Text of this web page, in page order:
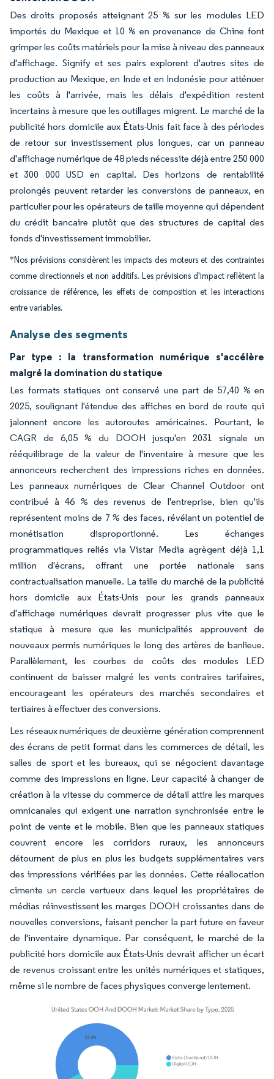
Des droits proposés atteignant 25 % sur les modules LED
importés du Mexique et 10 % en provenance de Chine font
grimper les coûts matériels pour la mise à niveau des panneaux
d'affichage. Signify et ses pairs explorent d'autres sites de
production au Mexique, en Inde et en Indonésie pour atténuer
les coûts à l'arrivée, mais les délais d'expédition restent
incertains à mesure que les outillages migrent. Le marché de la
publicité hors domicile aux États-Unis fait face à des périodes
de retour sur investissement plus longues, car un panneau
d'affichage numérique de 48 pieds nécessite déjà entre 250 000
et 300 000 USD en capital. Des horizons de rentabilité
prolongés peuvent retarder les conversions de panneaux, en
particulier pour les opérateurs de taille moyenne qui dépendent
du crédit bancaire plutôt que des structures de capital des
fonds d'investissement immobilier.
*Nos prévisions considèrent les impacts des moteurs et des contraintes
comme directionnels et non additifs. Les prévisions d'impact reflètent la
croissance de référence, les effets de composition et les interactions
entre variables.
Analyse des segments
Par type : la transformation numérique s'accélère
malgré la domination du statique
Les formats statiques ont conservé une part de 57,40 % en
2025, soulignant l'étendue des affiches en bord de route qui
jalonnent encore les autoroutes américaines. Pourtant, le
CAGR de 6,05 % du DOOH jusqu'en 2031 signale un
rééquilibrage de la valeur de l'inventaire à mesure que les
annonceurs recherchent des impressions riches en données.
Les panneaux numériques de Clear Channel Outdoor ont
contribué à 46 % des revenus de l'entreprise, bien qu'ils
représentent moins de 7 % des faces, révélant un potentiel de
monétisation disproportionné. Les échanges
programmatiques reliés via Vistar Media agrègent déjà 1,1
million d'écrans, offrant une portée nationale sans
contractualisation manuelle. La taille du marché de la publicité
hors domicile aux États-Unis pour les grands panneaux
d'affichage numériques devrait progresser plus vite que le
statique à mesure que les municipalités approuvent de
nouveaux permis numériques le long des artères de banlieue.
Parallèlement, les courbes de coûts des modules LED
continuent de baisser malgré les vents contraires tarifaires,
encourageant les opérateurs des marchés secondaires et
tertiaires à effectuer des conversions.
Les réseaux numériques de deuxième génération comprennent
des écrans de petit format dans les commerces de détail, les
salles de sport et les bureaux, qui se négocient davantage
comme des impressions en ligne. Leur capacité à changer de
création à la vitesse du commerce de détail attire les marques
omnicanales qui exigent une narration synchronisée entre le
point de vente et le mobile. Bien que les panneaux statiques
couvrent encore les corridors ruraux, les annonceurs
détournent de plus en plus les budgets supplémentaires vers
des impressions vérifiées par les données. Cette réallocation
cimente un cercle vertueux dans lequel les propriétaires de
médias réinvestissent les marges DOOH croissantes dans de
nouvelles conversions, faisant pencher la part future en faveur
de l'inventaire dynamique. Par conséquent, le marché de la
publicité hors domicile aux États-Unis devrait afficher un écart
de revenus croissant entre les unités numériques et statiques,
même si le nombre de faces physiques converge lentement.